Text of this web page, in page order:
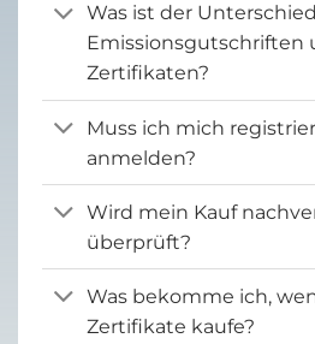
Was ist der
Emissionsgutschriften
Zertifikaten?
Muss ich mich
anmelden?
Wird mein Kauf
überprüft?
Was bekomme ich,
Zertifikate kaufe?